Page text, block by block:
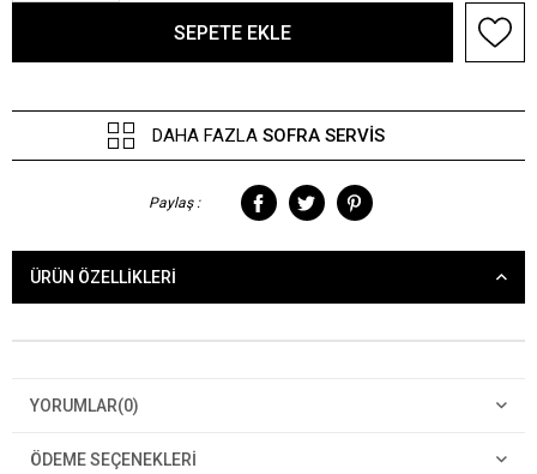
DAHA FAZLA SOFRA SERVIS
Paylaş :
ÜRÜN ÖZELLIKLERI
YORUMLAR(0)
ÖDEME SEÇENEKLERI